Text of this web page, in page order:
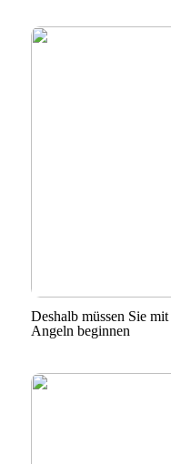
Deshalb müssen Sie mit
Angeln beginnen